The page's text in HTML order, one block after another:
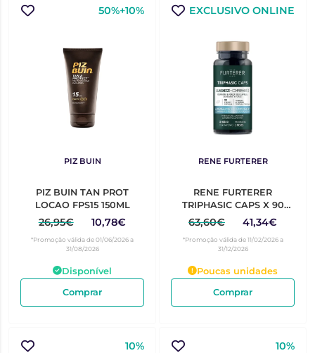
50%+10%
PIZ BUIN
PIZ BUIN TAN PROT
LOCAO FPS15 150ML
26,95€ 10,78€
*Promoção válida de 01/06/2026 a
31/08/2026
Disponível
Comprar
EXCLUSIVO ONLINE
RENE FURTERER
RENE FURTERER
TRIPHASIC CAPS X 90
CAPS
63,60€ 41,34€
*Promoção válida de 11/02/2026 a
31/12/2026
Poucas unidades
Comprar
10% 10%